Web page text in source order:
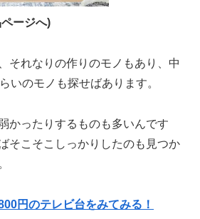
ージへ)
それなりの作りのモノもあり、中
いのモノも探せばあります。
かったりするものも多いんです
そこそこしっかりしたのも見つか
円のテレビ台をみてみる！